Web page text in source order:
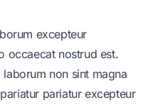
excepteur
occaecat nostrud est.
non sint magna
pariatur excepteur